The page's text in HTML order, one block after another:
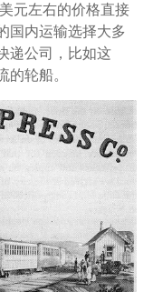
元左右的价格直接
国内运输选择大多
递公司，比如这
的轮船。